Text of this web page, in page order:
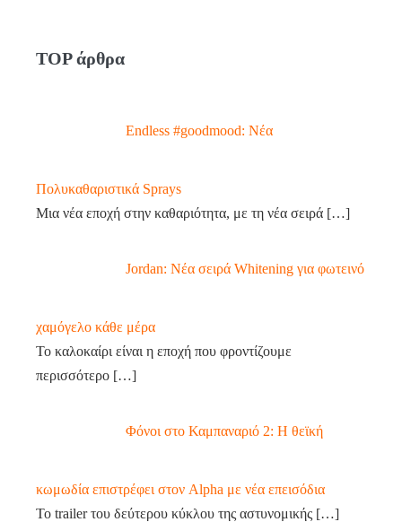
TOP άρθρα
Endless #goodmood: Νέα
Πολυκαθαριστικά Sprays
Μια νέα εποχή στην καθαριότητα, με τη νέα σειρά […]
Jordan: Νέα σειρά Whitening για φωτεινό
χαμόγελο κάθε μέρα
Το καλοκαίρι είναι η εποχή που φροντίζουμε
περισσότερο […]
Φόνοι στο Καμπαναριό 2: Η θεϊκή
κωμωδία επιστρέφει στον Alpha με νέα επεισόδια
Το trailer του δεύτερου κύκλου της αστυνομικής […]